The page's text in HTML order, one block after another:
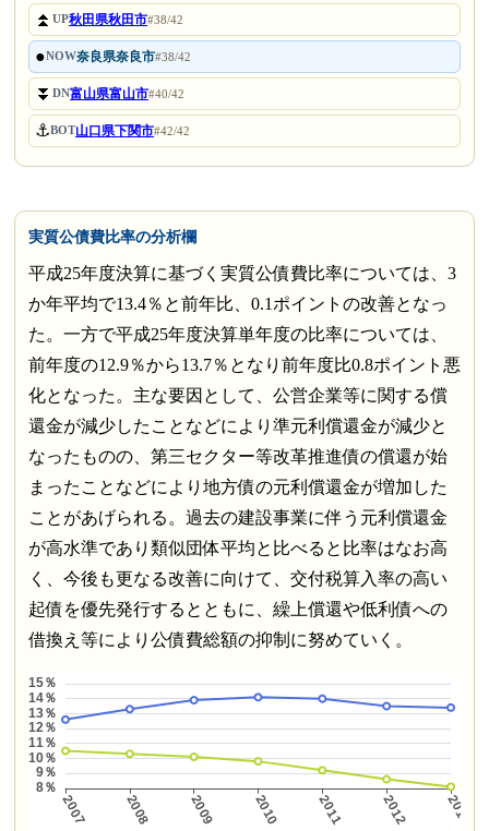
⏫UP秋田県秋田市#38/42
●NOW奈良県奈良市#38/42
⏬DN富山県富山市#40/42
⚓BOT山口県下関市#42/42
実質公債費比率の分析欄
平成25年度決算に基づく実質公債費比率については、3
か年平均で13.4％と前年比、0.1ポイントの改善となっ
た。一方で平成25年度決算単年度の比率については、
前年度の12.9％から13.7％となり前年度比0.8ポイント悪
化となった。主な要因として、公営企業等に関する償
還金が減少したことなどにより準元利償還金が減少と
なったものの、第三セクター等改革推進債の償還が始
まったことなどにより地方債の元利償還金が増加した
ことがあげられる。過去の建設事業に伴う元利償還金
が高水準であり類似団体平均と比べると比率はなお高
く、今後も更なる改善に向けて、交付税算入率の高い
起債を優先発行するとともに、繰上償還や低利債への
借換え等により公債費総額の抑制に努めていく。